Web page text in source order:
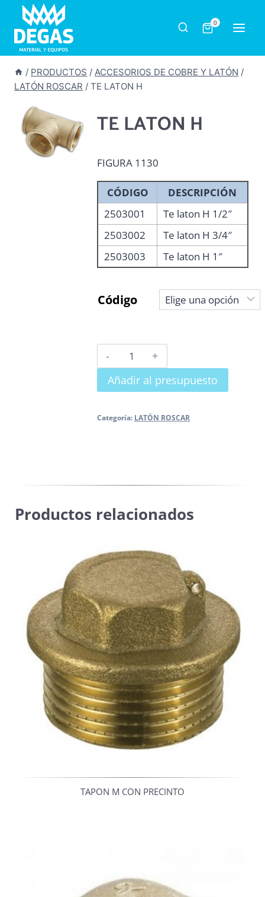
Saltar
contenido
0
/ PRODUCTOS / ACCESORIOS DE COBRE Y LATÓN /
LATÓN ROSCAR / TE LATON H
TE LATON H
FIGURA 1130
CÓDIGO
DESCRIPCIÓN
2503001
Te laton H 1/2″
2503002
Te laton H 3/4″
2503003
Te laton H 1″
Código
TE
LATON
H
Añadir al presupuesto
Categoría: LATÓN ROSCAR
Productos relacionados
TAPON M CON PRECINTO